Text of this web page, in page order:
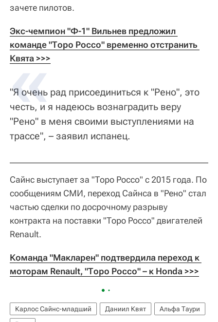
зачете пилотов.
Экс-чемпион "Ф-1" Вильнев предложил
команде "Торо Россо" временно отстранить
Квята >>>
"Я очень рад присоединиться к "Рено", это
честь, и я надеюсь вознаградить веру
"Рено" в меня своими выступлениями на
трассе", – заявил испанец.
Сайнс выступает за "Торо Россо" с 2015 года. По
сообщениям СМИ, переход Сайнса в "Рено" стал
частью сделки по досрочному разрыву
контракта на поставки "Торо Россо" двигателей
Renault.
Команда "Макларен" подтвердила переход к
моторам Renault, "Торо Россо" – к Honda >>>
Карлос Сайнс-младший Даниил Квят
Альфа Таури